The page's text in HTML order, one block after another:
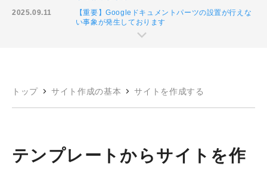
2025.09.11
【重要】Googleドキュメントパーツの設置が行えな
い事象が発生しております
トップ サイト作成の基本 サイトを作成する
テンプレートからサイトを作